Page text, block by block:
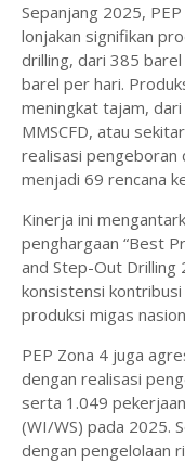
Sepanjang 2025,
lonjakan signifikan
drilling, dari 385
barel per hari.
meningkat tajam, dari
MMSCFD, atau
realisasi pengeboran
menjadi 69 rencana
Kinerja ini
penghargaan “Best
and Step-Out Drilling
konsistensi
produksi migas
PEP Zona 4 juga
dengan realisasi
serta 1.049
(WI/WS) pada 2025.
dengan pengelolaan